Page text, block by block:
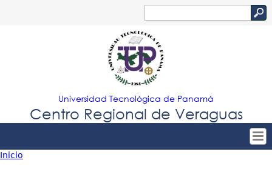
Jump to navigation
de
búsqueda
Universidad Tecnológica de Panamá
Centro Regional de Veraguas
Tropical
Inicio